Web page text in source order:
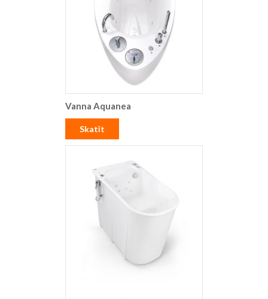
Vanna Aquanea
Skatīt